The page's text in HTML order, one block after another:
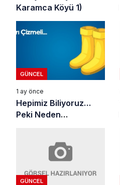
Karamca Köyü 1)
GÜNCEL
1 ay önce
Hepimiz Biliyoruz…
Peki Neden
GÜNCEL